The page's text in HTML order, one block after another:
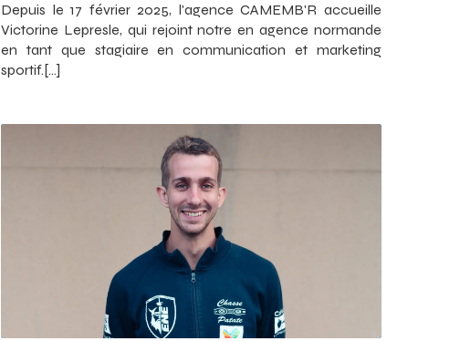
Depuis le 17 février 2025, l'agence CAMEMB'R accueille
Victorine Lepresle, qui rejoint notre en agence normande
en tant que stagiaire en communication et marketing
sportif.[…]